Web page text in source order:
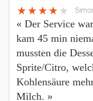
« Der Service
kam 45 min
mussten die
Sprite/Citro,
Kohlensäure
Milch. »